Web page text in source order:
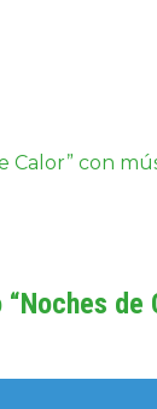
Calor” con